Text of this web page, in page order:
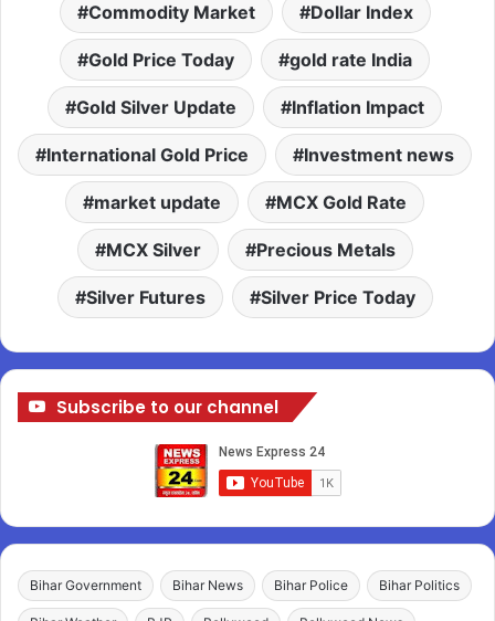
Commodity Market Dollar Index
Gold Price Today gold rate India
Gold Silver Update Inflation Impact
International Gold Price Investment news
market update MCX Gold Rate
MCX Silver Precious Metals
Silver Futures Silver Price Today
Subscribe to our channel
Bihar Government Bihar News Bihar Police Bihar Politics